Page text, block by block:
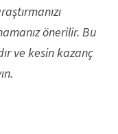
önerilir. Bu
ve kesin kazanç